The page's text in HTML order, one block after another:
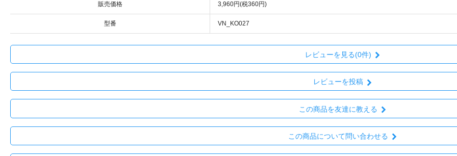
販売価格 3,960円(税360円)
型番 VN_KO027
レビューを見る(0件)
レビューを投稿
この商品を友達に教える
この商品について問い合わせる